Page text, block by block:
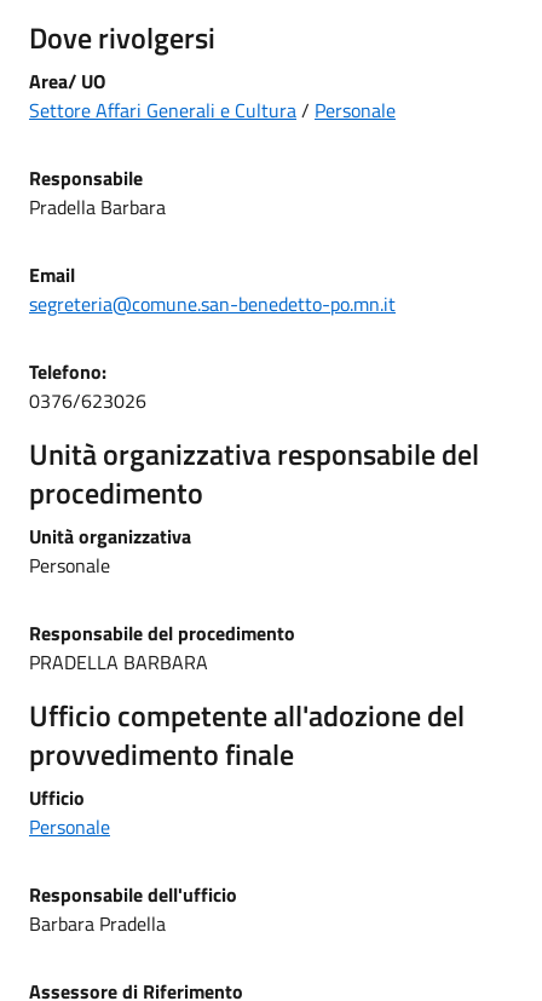
Dove rivolgersi
Area/ UO
Settore Affari Generali e Cultura/ Personale
Responsabile
Pradella Barbara
Email
segreteria@comune.san-benedetto-po.mn.it
Telefono:
0376/623026
Unità organizzativa responsabile del
procedimento
Unità organizzativa
Personale
Responsabile del procedimento
PRADELLA BARBARA
Ufficio competente all'adozione del
provvedimento finale
Ufficio
Personale
Responsabile dell'ufficio
Barbara Pradella
Assessore di Riferimento